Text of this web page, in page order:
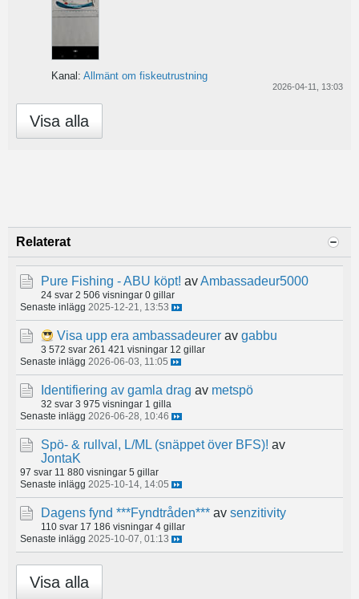
Kanal: Allmänt om fiskeutrustning
2026-04-11, 13:03
Visa alla
Relaterat
Pure Fishing - ABU köpt! avAmbassadeur5000
24 svar 2 506 visningar 0 gillar
Senaste inlägg 2025-12-21, 13:53
Visa upp era ambassadeurer av gabbu
3 572 svar 261 421 visningar 12 gillar
Senaste inlägg 2026-06-03, 11:05
Identifiering av gamla drag av metspö
32 svar 3 975 visningar 1 gilla
Senaste inlägg 2026-06-28, 10:46
Spö- & rullval, L/ML (snäppet över BFS)! av
JontaK
97 svar 11 880 visningar 5 gillar
Senaste inlägg 2025-10-14, 14:05
Dagens fynd ***Fyndtråden*** av senzitivity
110 svar 17 186 visningar 4 gillar
Senaste inlägg 2025-10-07, 01:13
Visa alla